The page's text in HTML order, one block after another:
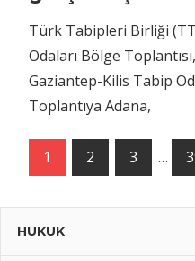
Türk Tabipleri Birliği
Odaları Bölge
Gaziantep-Kilis Tabip
Toplantıya Adana,
Yazı
dolaşımı
1 2 3 …
HUKUK